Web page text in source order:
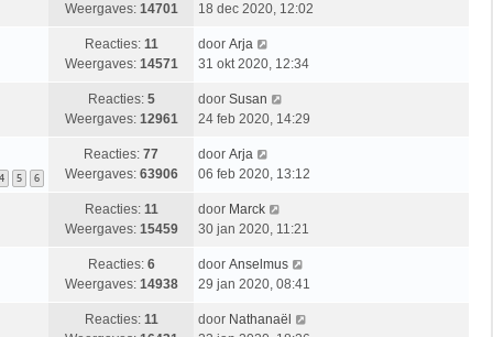
Weergaves: 14701
18 dec 2020, 12:02
Reacties: 11
Weergaves: 14571
door Arja
31 okt 2020, 12:34
Reacties: 5
Weergaves: 12961
door Susan
24 feb 2020, 14:29
4 5 6
Reacties: 77
Weergaves: 63906
door Arja
06 feb 2020, 13:12
Reacties: 11
Weergaves: 15459
door Marck
30 jan 2020, 11:21
Reacties: 6
Weergaves: 14938
door Anselmus
29 jan 2020, 08:41
Reacties: 11
door Nathanaël